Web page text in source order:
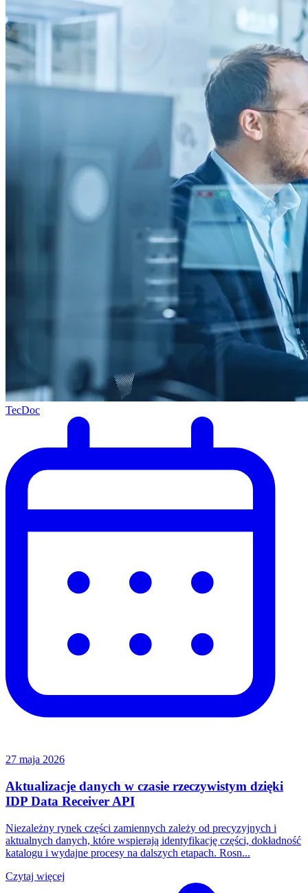
TecDoc
27 maja 2026
Aktualizacje danych w czasie rzeczywistym dzięki
IDP Data Receiver API
Niezależny rynek części zamiennych zależy od precyzyjnych i
aktualnych danych, które wspierają identyfikację części, dokładność
katalogu i wydajne procesy na dalszych etapach. Rosn...
Czytaj więcej